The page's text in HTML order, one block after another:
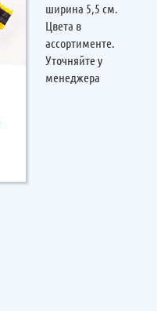
ширина 5,5 см.
Цвета в
ассортименте.
Уточняйте у
менеджера